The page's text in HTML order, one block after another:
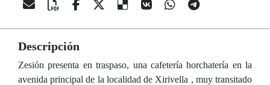
Descripción
Zesión presenta en traspaso, una cafetería horchatería en la
avenida principal de la localidad de Xirivella , muy transitado